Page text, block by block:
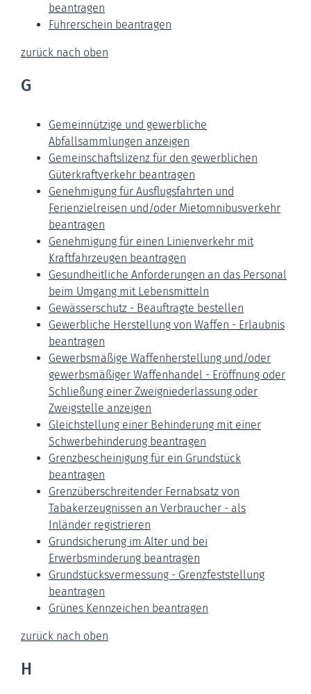
beantragen
Führerschein beantragen
zurück nach oben
G
Gemeinnützige und gewerbliche
Abfallsammlungen anzeigen
Gemeinschaftslizenz für den gewerblichen
Güterkraftverkehr beantragen
Genehmigung für Ausflugsfahrten und
Ferienzielreisen und/oder Mietomnibusverkehr
beantragen
Genehmigung für einen Linienverkehr mit
Kraftfahrzeugen beantragen
Gesundheitliche Anforderungen an das Personal
beim Umgang mit Lebensmitteln
Gewässerschutz - Beauftragte bestellen
Gewerbliche Herstellung von Waffen - Erlaubnis
beantragen
Gewerbsmäßige Waffenherstellung und/oder
gewerbsmäßiger Waffenhandel - Eröffnung oder
Schließung einer Zweigniederlassung oder
Zweigstelle anzeigen
Gleichstellung einer Behinderung mit einer
Schwerbehinderung beantragen
Grenzbescheinigung für ein Grundstück
beantragen
Grenzüberschreitender Fernabsatz von
Tabakerzeugnissen an Verbraucher - als
Inländer registrieren
Grundsicherung im Alter und bei
Erwerbsminderung beantragen
Grundstücksvermessung - Grenzfeststellung
beantragen
Grünes Kennzeichen beantragen
zurück nach oben
H